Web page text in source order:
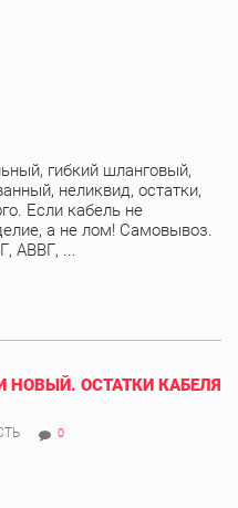
гибкий шланговый,
неликвид, остатки,
Если кабель не
а не лом! Самовывоз.
АВВГ, ...
НОВЫЙ. ОСТАТКИ КАБЕЛЯ
0